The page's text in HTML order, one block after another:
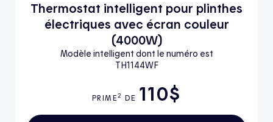
Thermostat intelligent pour plinthes
électriques avec écran couleur
(4000W)
Modèle intelligent dont le numéro est
TH1144WF
PRIME2 DE 110$